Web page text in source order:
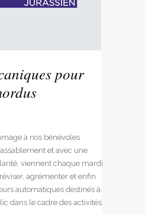
pour
à nos bénévoles
et avec une
viennent chaque mardi
agrémenter et enfin
automatiques destinés à
dans le cadre des activités